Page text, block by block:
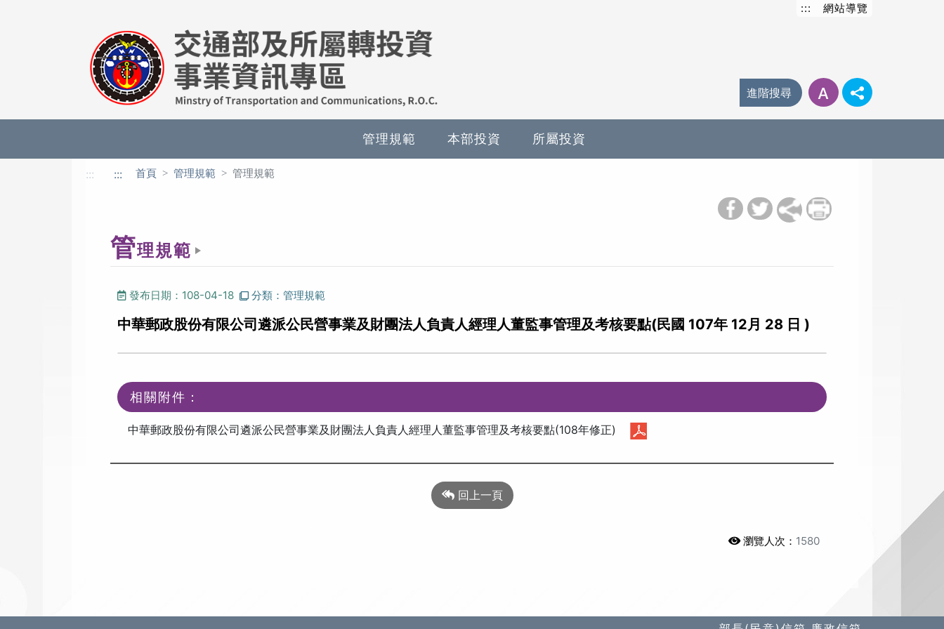
::: 網站導覽
進階搜尋
管理規範 本部投資 所屬投資
::: ::: 首頁 管理規範 管理規範
管理規範
發布日期：108-04-18 分類：管理規範
中華郵政股份有限公司遴派公民營事業及財團法人負責人經理人董監事管理及考核要點(民國 107年 12月 28 日 )
相關附件：
中華郵政股份有限公司遴派公民營事業及財團法人負責人經理人董監事管理及考核要點(108年修正)
回上一頁
瀏覽人次： 1580